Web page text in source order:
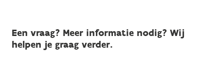
Een vraag? Meer informatie nodig? Wij
helpen je graag verder.